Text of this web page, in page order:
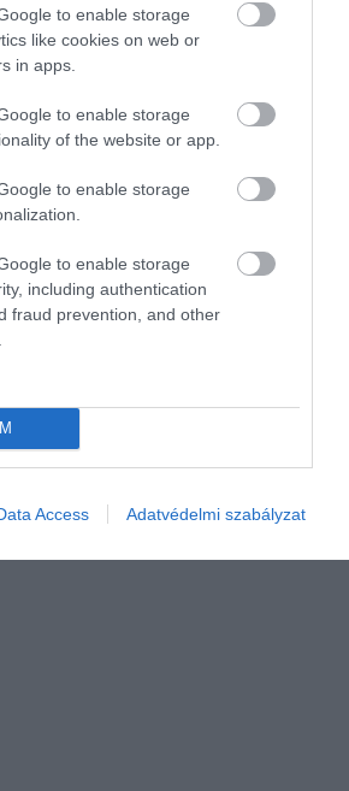
to enable storage
like cookies on web or
in apps.
to enable storage
of the website or app.
to enable storage
to enable storage
including authentication
fraud prevention, and other
Access Adatvédelmi szabályzat
a Williams család díjnyertes
Magyarországon is igen népszerű a batáta,